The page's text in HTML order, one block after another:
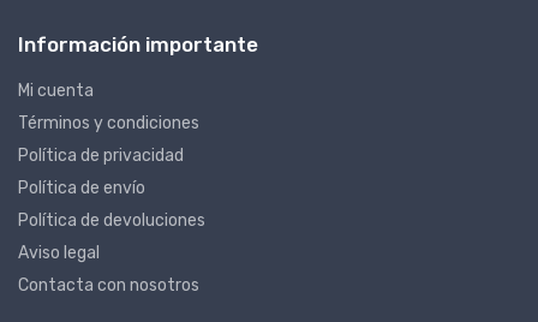
Información importante
Mi cuenta
Términos y condiciones
Política de privacidad
Política de envío
Política de devoluciones
Aviso legal
Contacta con nosotros